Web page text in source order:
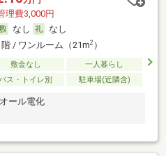
理費3,000円
なし
なし
階 / ワンルーム（21m2）
敷金なし
一人暮らし
ス・トイレ別 駐車場(近隣含)
ール電化